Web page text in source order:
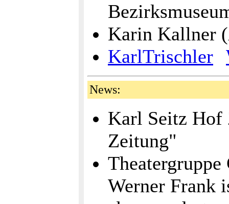
Karin Kallner
KarlTrischler
News:
Karl Seitz Hof
Zeitung"
Theatergruppe
Werner Frank